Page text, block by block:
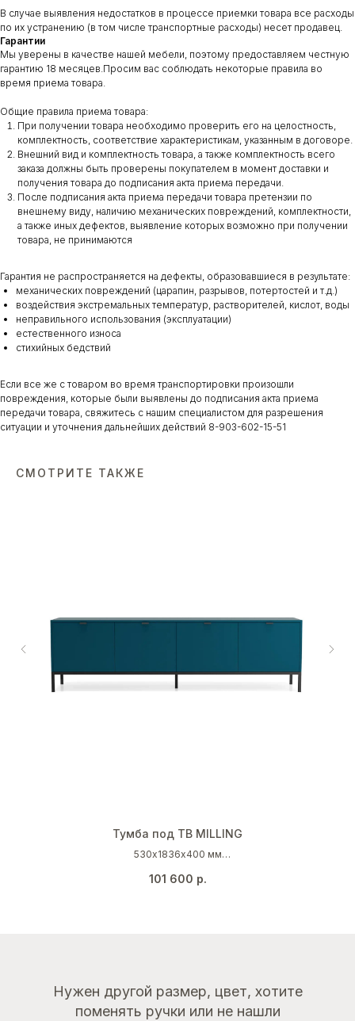
В случае выявления недостатков в процессе приемки товара все расходы
по их устранению (в том числе транспортные расходы) несет продавец.
Гарантии
Мы уверены в качестве нашей мебели, поэтому предоставляем честную
гарантию 18 месяцев.Просим вас соблюдать некоторые правила во
время приема товара.
Общие правила приема товара:
При получении товара необходимо проверить его на целостность,
комплектность, соответствие характеристикам, указанным в договоре.
Внешний вид и комплектность товара, а также комплектность всего
заказа должны быть проверены покупателем в момент доставки и
получения товара до подписания акта приема передачи.
После подписания акта приема передачи товара претензии по
внешнему виду, наличию механических повреждений, комплектности,
а также иных дефектов, выявление которых возможно при получении
товара, не принимаются
Гарантия не распространяется на дефекты, образовавшиеся в результате:
механических повреждений (царапин, разрывов, потертостей и т.д.)
воздействия экстремальных температур, растворителей, кислот, воды
неправильного использования (эксплуатации)
естественного износа
стихийных бедствий
Если все же с товаром во время транспортировки произошли
повреждения, которые были выявлены до подписания акта приема
передачи товара, свяжитесь с нашим специалистом для разрешения
ситуации и уточнения дальнейших действий 8-903-602-15-51
СМОТРИТЕ ТАКЖЕ
Тумба под ТВ MILLING
530х1836х400 мм
Черный
101 600 р.
Нужен другой размер, цвет, хотите
поменять ручки или не нашли